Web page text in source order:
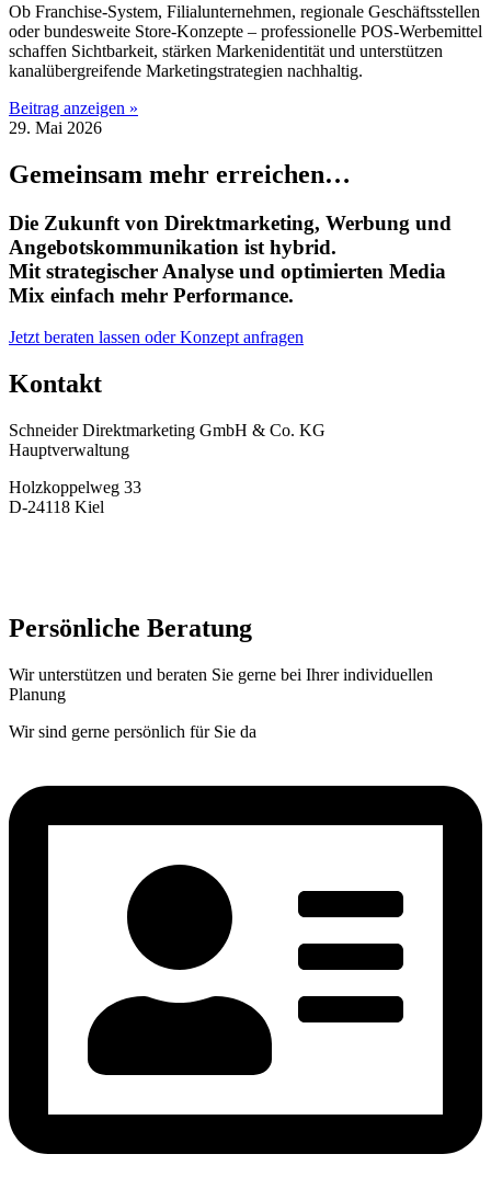
Ob Franchise-System, Filialunternehmen, regionale Geschäftsstellen
oder bundesweite Store-Konzepte – professionelle POS-Werbemittel
schaffen Sichtbarkeit, stärken Markenidentität und unterstützen
kanalübergreifende Marketingstrategien nachhaltig.
Beitrag anzeigen »
29. Mai 2026
Gemeinsam mehr erreichen…
Die Zukunft von Direktmarketing, Werbung und
Angebotskommunikation ist hybrid.
Mit strategischer Analyse und optimierten Media
Mix einfach mehr Performance.
Jetzt beraten lassen oder Konzept anfragen
Kontakt
Schneider Direktmarketing GmbH & Co. KG
Hauptverwaltung
Holzkoppelweg 33
D-24118 Kiel
Persönliche Beratung
Wir unterstützen und beraten Sie gerne bei Ihrer individuellen
Planung
Wir sind gerne persönlich für Sie da